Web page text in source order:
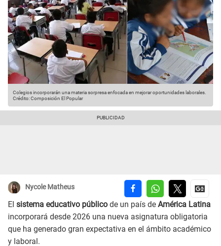
Colegios incorporarán una materia sorpresa enfocada en mejorar oportunidades laborales.
Crédito: Composición El Popular
Nycole Matheus
El sistema educativo público de un país de América Latina
incorporará desde 2026 una nueva asignatura obligatoria
que ha generado gran expectativa en el ámbito académico
y laboral.